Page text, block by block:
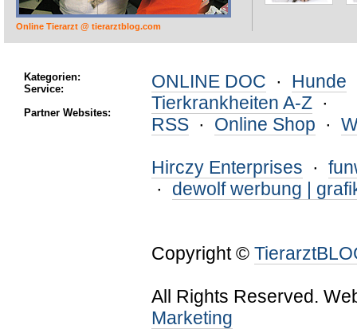
Online Tierarzt @ tierarztblog.com
Kategorien:
Service:
Partner Websites:
ONLINE DOC · Hunde
Tierkrankheiten A-Z ·
RSS · Online Shop ·
Hirczy Enterprises ·
· dewolf werbung |
Copyright ©
All Rights Reserved.
Marketing